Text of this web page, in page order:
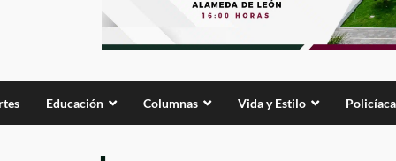
Educación Columnas Vida y Estilo Policíaca